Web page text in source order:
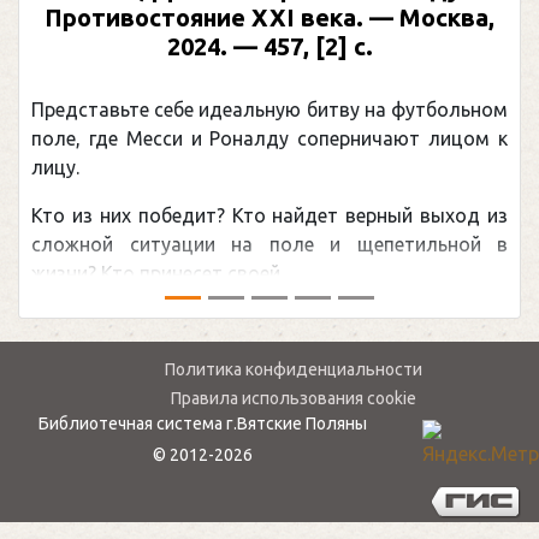
к
из
в
иллюстрированная биография. —
Москва, 2024 (макет 2025). — 133,
Погоня Александра Овечкина за
обсуждаемая хоккейная тема последних
мире.Перед сезоном Национальной хоккейной
— ...
Политика конфиденциальности
Правила использования cookie
Библиотечная система г.Вятские Поляны
© 2012-2026